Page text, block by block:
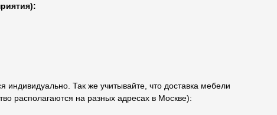
индивидуально. Так же учитывайте, что доставка мебели
располагаются на разных адресах в Москве):